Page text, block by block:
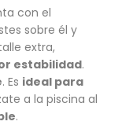
con el
sobre él y
extra,
estabilidad.
. Es ideal para
a la piscina al
.